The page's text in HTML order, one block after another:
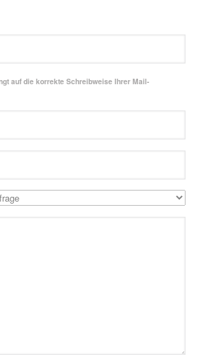
auf die korrekte Schreibweise Ihrer Mail-